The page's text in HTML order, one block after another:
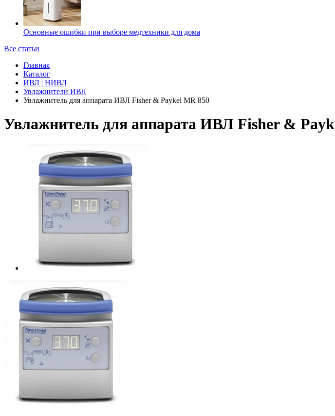
Основные ошибки при выборе медтехники для дома
Все статьи
Главная
Каталог
ИВЛ | НИВЛ
Увлажнители ИВЛ
Увлажнитель для аппарата ИВЛ Fisher & Paykel MR 850
Увлажнитель для аппарата ИВЛ Fisher &